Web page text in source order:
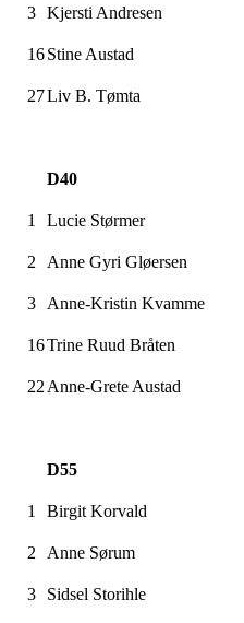
3 Kjersti Andresen
16Stine Austad
27Liv B. Tømta
D40
1 Lucie Størmer
2 Anne Gyri Gløersen
3 Anne-Kristin Kvamme
16Trine Ruud Bråten
22 Anne-Grete Austad
D55
1 Birgit Korvald
2 Anne Sørum
3 Sidsel Storihle